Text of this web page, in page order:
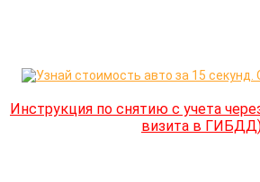
Инструкция по снятию с учета
визита в